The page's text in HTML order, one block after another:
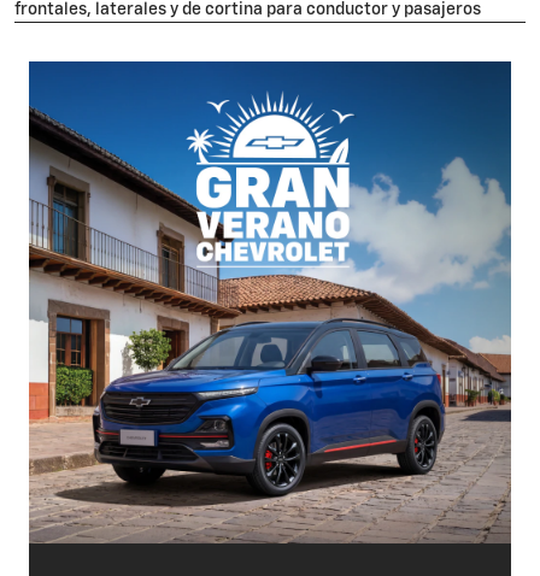
frontales, laterales y de cortina para conductor y pasajeros